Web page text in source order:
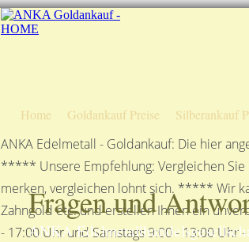
Home Goldankauf Preise Silberankauf
ANKA Edelmetall - Goldankauf: Die hier
***** Unsere Empfehlung: Vergleichen Sie
merken, vergleichen lohnt sich. ***** Wir
Zahngold etc. und erstellen Ihnen ein
- 17:00 Uhr und Samstags 9:00 - 13:00
Fragen und
ANKA